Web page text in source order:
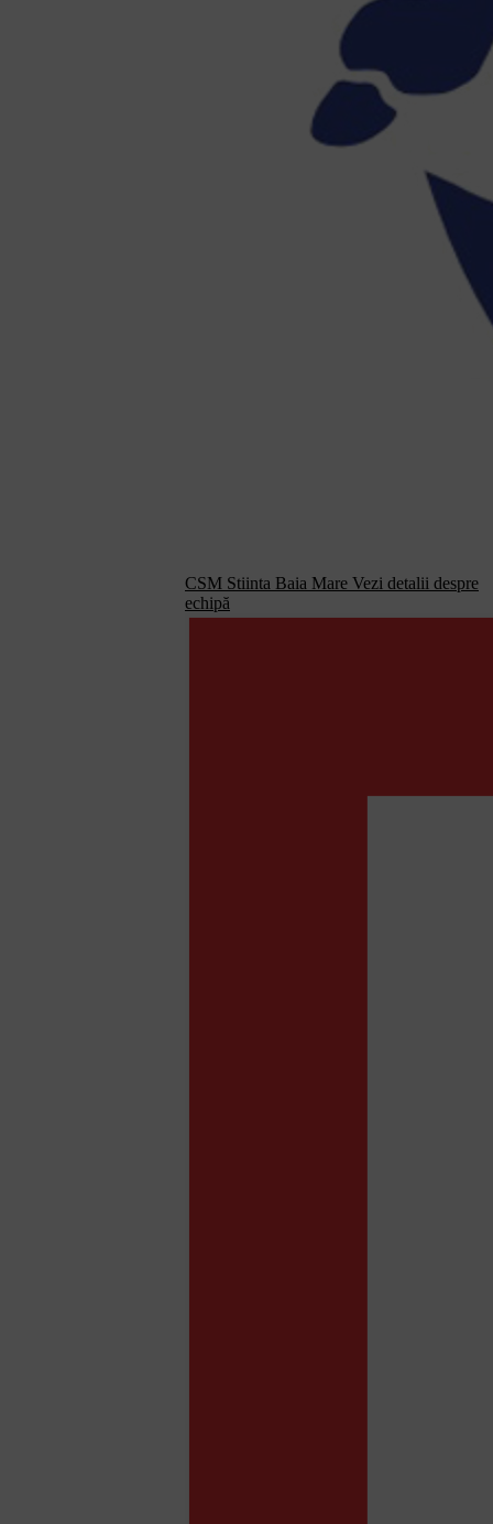
CSM Stiinta Baia Mare Vezi detalii despre
echipă